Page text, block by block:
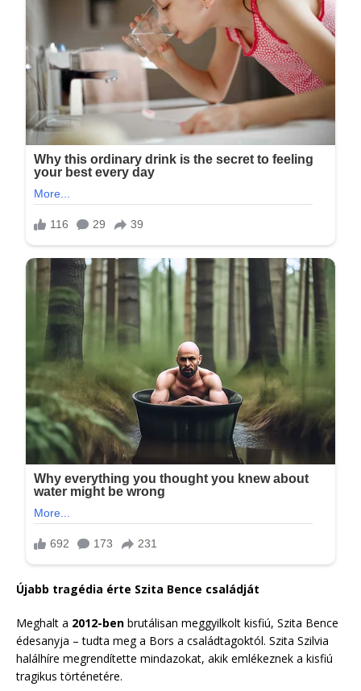
Újabb tragédia érte Szita Bence családját
Meghalt a 2012-ben brutálisan meggyilkolt kisfiú, Szita Bence
édesanyja – tudta meg a Bors a családtagoktól. Szita Szilvia
halálhíre megrendítette mindazokat, akik emlékeznek a kisfiú
tragikus történetére.